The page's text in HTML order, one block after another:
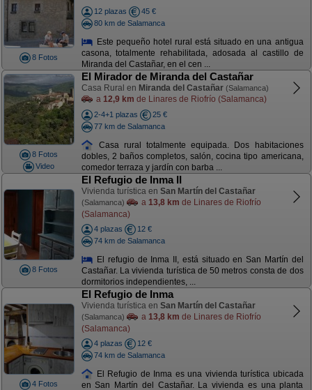
8 Fotos
12 plazas
45 €
80 km de Salamanca
Este pequeño hotel rural está situado en una antigua
casona, totalmente rehabilitada, adosada al castillo de
Miranda del Castañar, en el cen ...
8 Fotos
Video
El Mirador de Miranda del Castañar
Casa Rural en Miranda del Castañar (Salamanca)
a 12,9 km de Linares de Riofrío (Salamanca)
2-4+1 plazas
25 €
77 km de Salamanca
Casa rural totalmente equipada. Dos habitaciones
dobles, 2 baños completos, salón, cocina tipo americana,
comedor terraza y jardín con barba ...
8 Fotos
El Refugio de Inma II
Vivienda turística en San Martín del Castañar
(Salamanca) a 13,8 km de Linares de Riofrío
(Salamanca)
4 plazas
12 €
74 km de Salamanca
El refugio de Inma II, está situado en San Martín del
Castañar. La vivienda turística de 50 metros consta de dos
dormitorios independientes, ...
4 Fotos
El Refugio de Inma
Vivienda turística en San Martín del Castañar
(Salamanca) a 13,8 km de Linares de Riofrío
(Salamanca)
4 plazas
12 €
74 km de Salamanca
El Refugio de Inma es una vivienda turística ubicada
en San Martín del Castañar. La vivienda es una planta